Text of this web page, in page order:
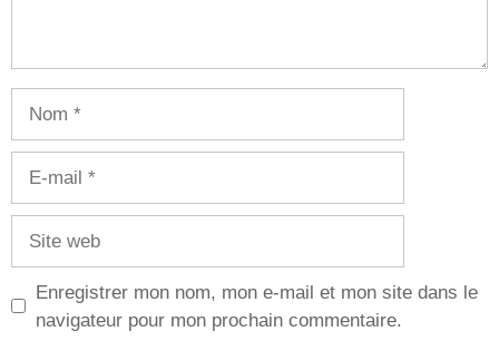
Enregistrer mon nom, mon e-mail et mon site dans le
navigateur pour mon prochain commentaire.